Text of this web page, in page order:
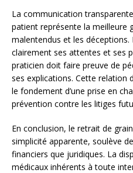
La communication
patient représente la meilleure
malentendus et les
clairement ses attentes et ses
praticien doit faire preuve de
ses explications. Cette relation
le fondement d’une prise en
prévention contre les litiges
En conclusion, le retrait de
simplicité apparente, soulève
financiers que juridiques. La
médicaux inhérents à toute